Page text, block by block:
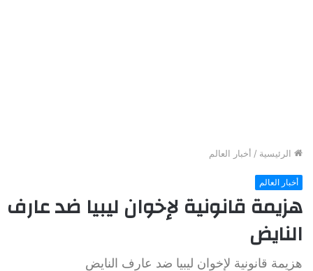
الرئيسية / أخبار العالم
أخبار العالم
هزيمة قانونية لإخوان ليبيا ضد عارف
النايض
هزيمة قانونية لإخوان ليبيا ضد عارف النايض